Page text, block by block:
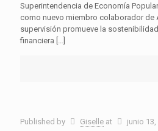
Superintendencia de Economía
como nuevo miembro colaborador de
supervisión promueve la
financiera […]
Published by Giselle at junio 13,